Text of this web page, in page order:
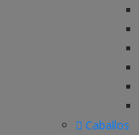
Caballos